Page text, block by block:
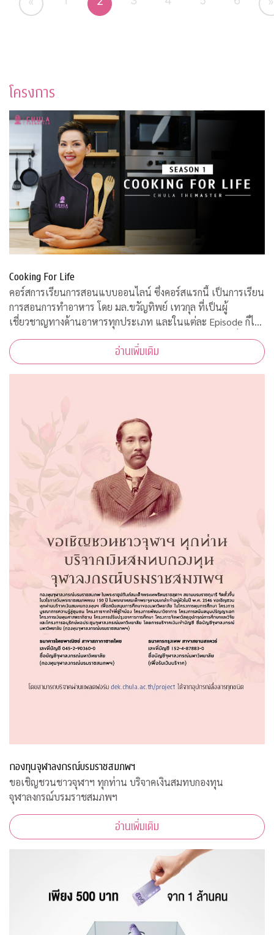
โครงการ
Cooking For Life
คอร์สการเรียนการสอนแบบออนไลน์ ซึ่งคอร์สแรกนี้ เป็นการเรียน
การสอนการทำอาหาร โดย มล.ขวัญทิพย์ เทวกุล ที่เป็นผู้
เชี่ยวชาญทางด้านอาหารทุกประเภท และในแต่ละ Episode ก็ได้
รับความร่วมมือจากคณาจารย์ ผู้ทรงคุณวุฒิ จากคณะต่างๆ ที่มาให้
ความรู้ ตามหลักวิชาการอีกด้วยอ่านเพิ่มเติม
กองทุนจุฬาลงกรณ์บรมราชสมภพฯ
ขอเชิญชวนชาวจุฬาฯ ทุกท่าน บริจาคเงินสมทบกองทุน
จุฬาลงกรณ์บรมราชสมภพฯ
อ่านเพิ่มเติม